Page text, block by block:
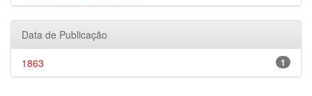
Data de Publicação
1
1863